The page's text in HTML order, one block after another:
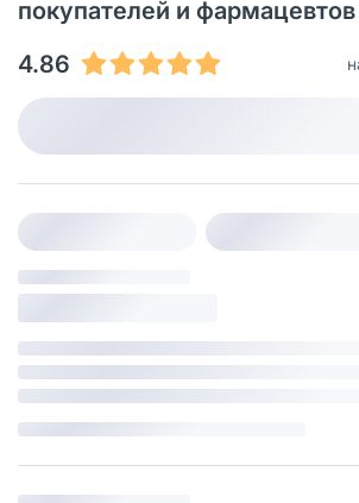
покупателей и фармацевтов
4.86